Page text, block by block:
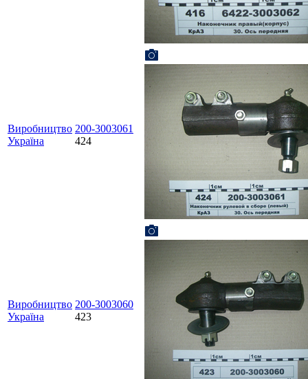
Виробництво
Україна
200-3003061
424
Виробництво
Україна
200-3003060
423